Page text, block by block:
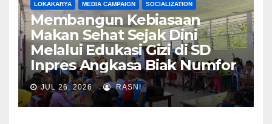
LOKAKARYA MEDIA CAMPAIGN SOCIALIZATION
Membangun Kebiasaan
Makan Sehat Sejak Dini
Melalui Edukasi Gizi di SD
Inpres Angkasa Biak Numfor
JUL 26, 2026 RASNI